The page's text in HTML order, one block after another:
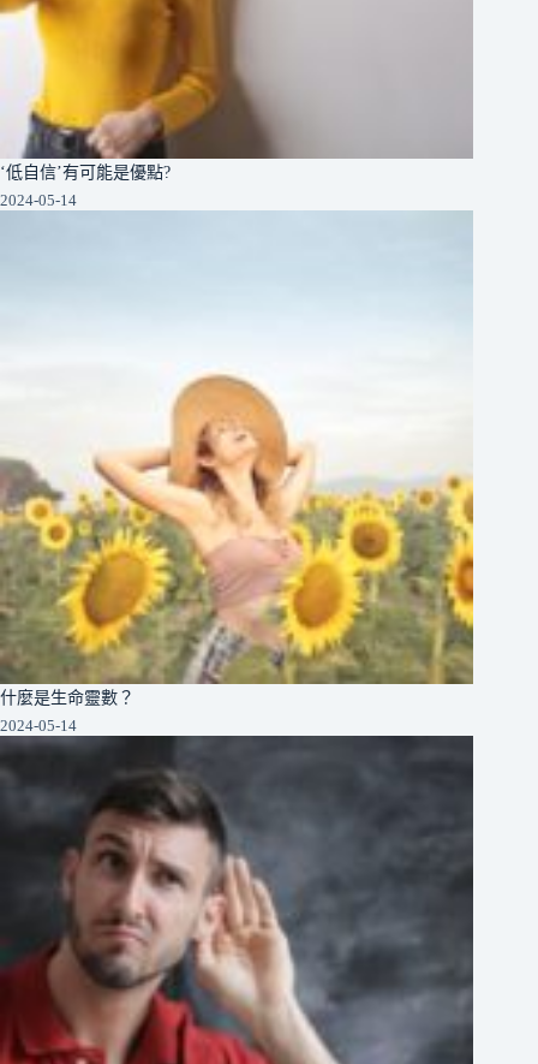
‘低自信’有可能是優點?
2024-05-14
什麼是生命靈數？
2024-05-14